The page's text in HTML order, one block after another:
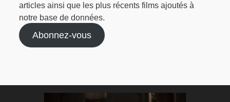
articles ainsi que les plus récents films ajoutés à
notre base de données.
Abonnez-vous